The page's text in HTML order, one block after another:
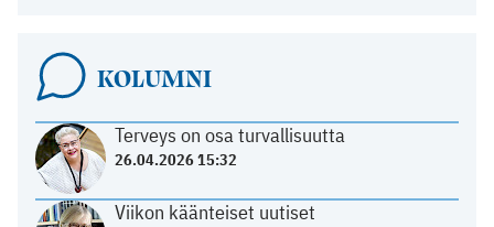
KOLUMNI
Terveys on osa turvallisuutta
26.04.2026 15:32
Viikon käänteiset uutiset